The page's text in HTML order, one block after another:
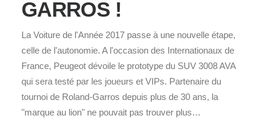
GARROS !
La Voiture de l'Année 2017 passe à une nouvelle étape,
celle de l'autonomie. A l'occasion des Internationaux de
France, Peugeot dévoile le prototype du SUV 3008 AVA
qui sera testé par les joueurs et VIPs. Partenaire du
tournoi de Roland-Garros depuis plus de 30 ans, la
"marque au lion" ne pouvait pas trouver plus…